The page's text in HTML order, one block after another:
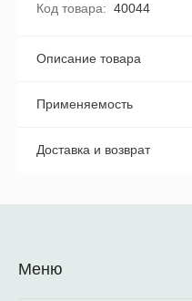
Код товара
40044
Описание товара
Применяемость
Доставка и возврат
Меню